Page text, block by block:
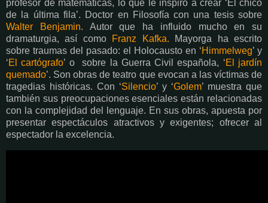
profesor de matemáticas, lo que le inspiró a crear ‘El chico
de la última fila’. Doctor en Filosofía con una tesis sobre
Walter Benjamin. Autor que ha influido mucho en su
dramaturgia, así como
Franz Kafka. Mayorga ha escrito
sobre traumas del pasado: el Holocausto en ‘Himmelweg’ y
‘El cartógrafo’ o sobre la Guerra Civil española, ‘El jardín
quemado’. Son obras de teatro que evocan a las víctimas de
tragedias históricas. Con ‘Silencio’ y ‘Golem’ muestra que
también sus preocupaciones esenciales están relacionadas
con la complejidad del lenguaje. En sus obras, apuesta por
presentar espectáculos atractivos y exigentes; ofrecer al
espectador la excelencia.